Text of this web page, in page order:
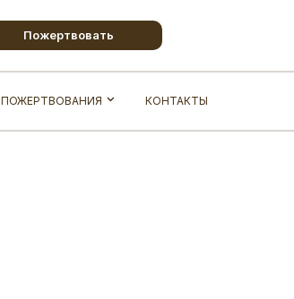
Пожертвовать
ПОЖЕРТВОВАНИЯ КОНТАКТЫ